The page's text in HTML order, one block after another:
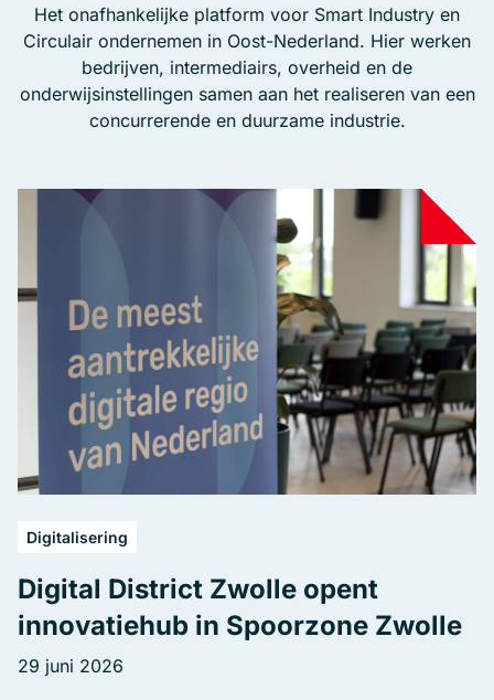
Het onafhankelijke platform voor Smart Industry en
Circulair ondernemen in Oost-Nederland. Hier werken
bedrijven, intermediairs, overheid en de
onderwijsinstellingen samen aan het realiseren van een
concurrerende en duurzame industrie.
Digitalisering
Digital District Zwolle opent
innovatiehub in Spoorzone Zwolle
29 juni 2026